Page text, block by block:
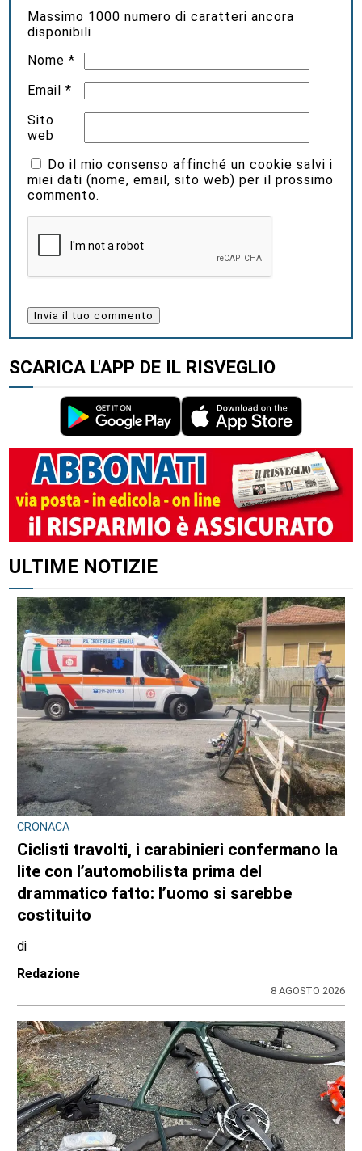
Massimo 1000 numero di caratteri ancora
disponibili
Nome*
Email*
Sito
web
Do il mio consenso affinché un cookie salvi i
miei dati (nome, email, sito web) per il prossimo
commento.
SCARICA L'APP DE IL RISVEGLIO
ULTIME NOTIZIE
CRONACA
Ciclisti travolti, i carabinieri confermano la
lite con l’automobilista prima del
drammatico fatto: l’uomo si sarebbe
costituito
di
Redazione
8 AGOSTO 2026